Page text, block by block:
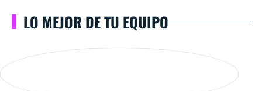
LO MEJOR DE TU EQUIPO